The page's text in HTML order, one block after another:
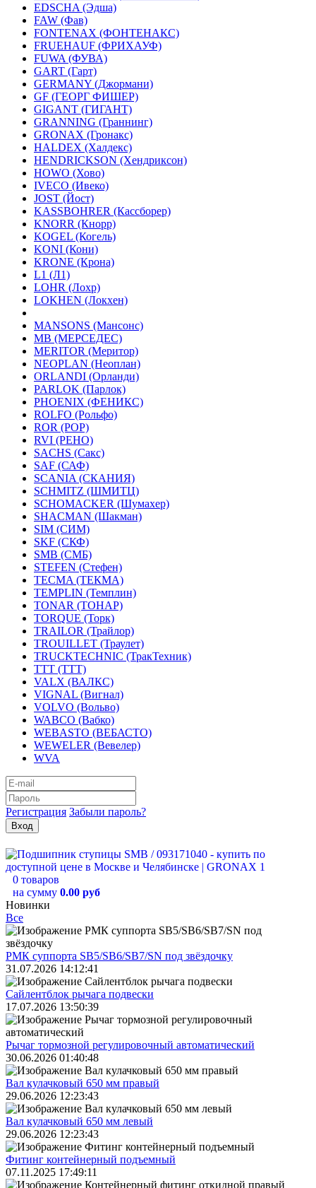
EDSCHA (Эдша)
FAW (Фав)
FONTENAX (ФОНТЕНАКС)
FRUEHAUF (ФРИХАУФ)
FUWA (ФУВА)
GART (Гарт)
GERMANY (Джормани)
GF (ГЕОРГ ФИШЕР)
GIGANT (ГИГАНТ)
GRANNING (Граннинг)
GRONAX (Гронакс)
HALDEX (Халдекс)
HENDRICKSON (Хендриксон)
HOWO (Хово)
IVECO (Ивеко)
JOST (Йост)
KASSBOHRER (Касcборер)
KNORR (Кнорр)
KOGEL (Когель)
KONI (Кони)
KRONE (Крона)
L1 (Л1)
LOHR (Лохр)
LOKHEN (Локхен)
MANSONS (Мансонс)
MB (МЕРСЕДЕС)
MERITOR (Меритор)
NEOPLAN (Неоплан)
ORLANDI (Орланди)
PARLOK (Парлок)
PHOENIX (ФЕНИКС)
ROLFO (Рольфо)
ROR (РОР)
RVI (РЕНО)
SACHS (Сакс)
SAF (САФ)
SCANIA (СКАНИЯ)
SCHMITZ (ШМИТЦ)
SCHOMACKER (Шумахер)
SHACMAN (Шакман)
SIM (СИМ)
SKF (СКФ)
SMB (СМБ)
STEFEN (Стефен)
TECMA (ТЕКМА)
TEMPLIN (Темплин)
TONAR (ТОНАР)
TORQUE (Торк)
TRAILOR (Трайлор)
TROUILLET (Траулет)
TRUCKTECHNIC (ТракТехник)
TTT (ТТТ)
VALX (ВАЛКС)
VIGNAL (Вигнал)
VOLVO (Вольво)
WABCO (Вабко)
WEBASTO (ВЕБАСТО)
WEWELER (Вевелер)
WVA
Регистрация Забыли пароль?
0 товаров
на сумму 0.00 руб
Новинки
Все
РМК суппорта SB5/SB6/SB7/SN под звёздочку
31.07.2026 14:12:41
Сайлентблок рычага подвески
17.07.2026 13:50:39
Рычаг тормозной регулировочный автоматический
30.06.2026 01:40:48
Вал кулачковый 650 мм правый
29.06.2026 12:23:43
Вал кулачковый 650 мм левый
29.06.2026 12:23:43
Фитинг контейнерный подъемный
07.11.2025 17:49:11